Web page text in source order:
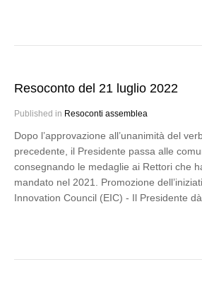
Resoconto del 21 luglio 2022
Published in Resoconti assemblea
Dopo l’approvazione all’unanimità del
precedente, il Presidente passa alle
consegnando le medaglie ai Rettori che
mandato nel 2021. Promozione
Innovation Council (EIC) - Il Presidente